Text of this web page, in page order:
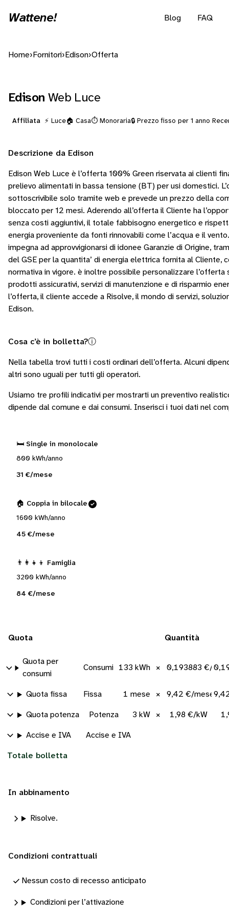
Wattene! Blog FAQ
Home› Fornitori› Edison›Offerta
Edison Web Luce
Affiliata ⚡ Luce🏠 Casa⏱️ Monoraria🔒 Prezzo fisso per 1 anno
Descrizione da Edison
Edison Web Luce è l’offerta 100% Green riservata ai clienti
prelievo alimentati in bassa tensione (BT) per usi domestici.
sottoscrivibile solo tramite web e prevede un prezzo della
bloccato per 12 mesi. Aderendo all’offerta il Cliente ha
senza costi aggiuntivi, il totale fabbisogno energetico e
energia proveniente da fonti rinnovabili come l’acqua e il
impegna ad approvvigionarsi di idonee Garanzie di Origine,
del GSE per la quantita’ di energia elettrica fornita al Cliente,
normativa in vigore. è inoltre possibile personalizzare l’offerta
prodotti assicurativi, servizi di manutenzione e di risparmio
l’offerta, il cliente accede a Risolve, il mondo di servizi,
Edison.
Cosa c’è in bolletta?ⓘ
Nella tabella trovi tutti i costi ordinari dell’offerta. Alcuni
altri sono uguali per tutti gli operatori.
Usiamo tre profili indicativi per mostrarti un preventivo
dipende dal comune e dai consumi. Inserisci i tuoi dati nel
🛏️ Single in monolocale
800 kWh/anno
31 €/mese
🏠 Coppia in bilocale
1600 kWh/anno
45 €/mese
👨‍👩‍👧‍👦 Famiglia
3200 kWh/anno
84 €/mese
Quota Quantità
Quota per
consumi
Consumi 133 kWh × 0,193883 €/kWh
Quota fissa Fissa 1 mese × 9,42 €/mese
Quota potenza Potenza 3 kW × 1,98 €/kW
Accise e IVA Accise e IVA
Totale bolletta
In abbinamento
Risolve.
Condizioni contrattuali
Nessun costo di recesso anticipato
Condizioni per l’attivazione